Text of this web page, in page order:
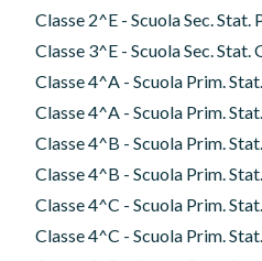
Classe 2^E - Scuola Sec. Stat.
Classe 3^E - Scuola Sec. Stat.
Classe 4^A - Scuola Prim.
Classe 4^A - Scuola Prim.
Classe 4^B - Scuola Prim.
Classe 4^B - Scuola Prim.
Classe 4^C - Scuola Prim.
Classe 4^C - Scuola Prim.